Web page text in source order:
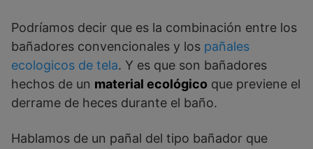
Podríamos decir que es la combinación entre los
bañadores convencionales y los pañales
ecologicos de tela. Y es que son bañadores
hechos de un material ecológico que previene el
derrame de heces durante el baño.
Hablamos de un pañal del tipo bañador que